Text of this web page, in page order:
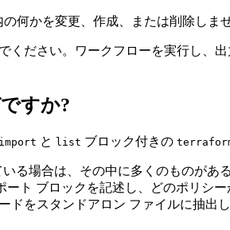
何かを変更、作成、または削除し
ください。ワークフローを実行し、
すか?
と list ブロック付きの
る場合は、その中に多くのものが
ト ブロックを記述し、どのポリ
をスタンドアロン ファイルに抽出